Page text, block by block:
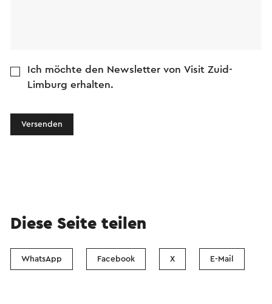
Ich möchte den Newsletter von Visit Zuid-
Limburg erhalten.
Versenden
Diese Seite teilen
WhatsApp Facebook X E-Mail